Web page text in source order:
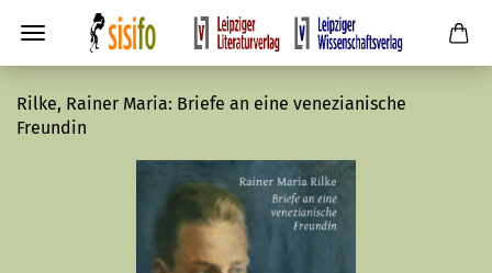
Rilke, Rainer Maria: Briefe an eine venezianische
Freundin